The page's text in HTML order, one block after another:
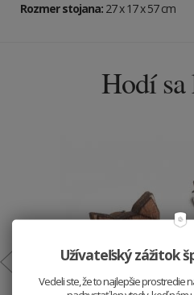
Rozmer stojana: 27 x 17 x 57cm
Hodí sa
Užívateľský zážitok
Vedeli ste, že to najlepšie prostredie